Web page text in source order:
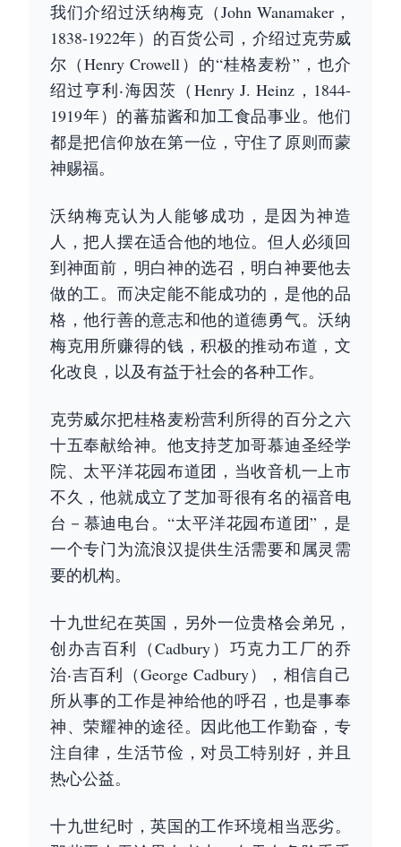
我们介绍过沃纳梅克（John Wanamaker，
1838-1922年）的百货公司，介绍过克劳威
尔（Henry Crowell）的“桂格麦粉”，也介
绍过亨利‧海因茨（Henry J. Heinz，1844-
1919年）的蕃茄酱和加工食品事业。他们
都是把信仰放在第一位，守住了原则而蒙
神赐福。
沃纳梅克认为人能够成功，是因为神造
人，把人摆在适合他的地位。但人必须回
到神面前，明白神的选召，明白神要他去
做的工。而决定能不能成功的，是他的品
格，他行善的意志和他的道德勇气。沃纳
梅克用所赚得的钱，积极的推动布道，文
化改良，以及有益于社会的各种工作。
克劳威尔把桂格麦粉营利所得的百分之六
十五奉献给神。他支持芝加哥慕迪圣经学
院、太平洋花园布道团，当收音机一上市
不久，他就成立了芝加哥很有名的福音电
台－慕迪电台。“太平洋花园布道团”，是
一个专门为流浪汉提供生活需要和属灵需
要的机构。
十九世纪在英国，另外一位贵格会弟兄，
创办吉百利（Cadbury）巧克力工厂的乔
治‧吉百利（George Cadbury），相信自己
所从事的工作是神给他的呼召，也是事奉
神、荣耀神的途径。因此他工作勤奋，专
注自律，生活节俭，对员工特别好，并且
热心公益。
十九世纪时，英国的工作环境相当恶劣。